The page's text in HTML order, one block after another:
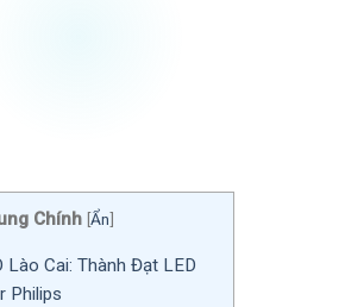
Chính [Ẩn]
Lào Cai: Thành Đạt LED
Philips